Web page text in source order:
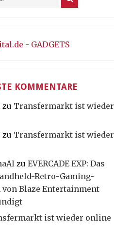
- GADGETS
KOMMENTARE
zu Transfermarkt ist wieder
zu Transfermarkt ist wieder
zu EVERCADE EXP: Das
Retro-Gaming-
von Blaze Entertainment
ist wieder online |